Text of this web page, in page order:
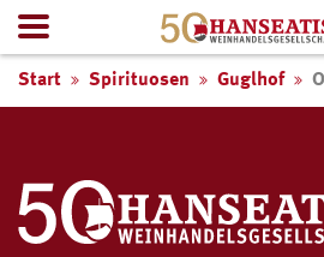
Start Spirituosen Guglhof